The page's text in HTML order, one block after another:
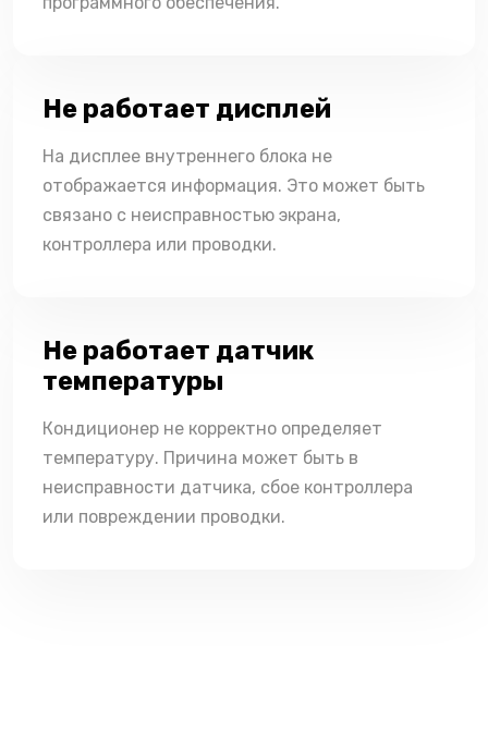
Не работает дисплей
На дисплее внутреннего блока не
отображается информация. Это может быть
связано с неисправностью экрана,
контроллера или проводки.
Не работает датчик
температуры
Кондиционер не корректно определяет
температуру. Причина может быть в
неисправности датчика, сбое контроллера
или повреждении проводки.